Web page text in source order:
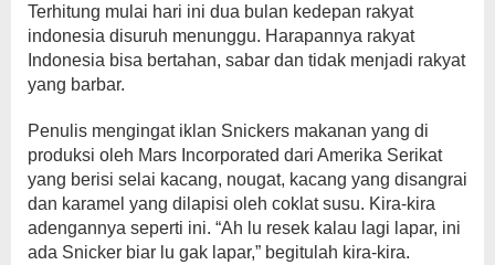
Terhitung mulai hari ini dua bulan kedepan rakyat
indonesia disuruh menunggu. Harapannya rakyat
Indonesia bisa bertahan, sabar dan tidak menjadi rakyat
yang barbar.
Penulis mengingat iklan Snickers makanan yang di
produksi oleh Mars Incorporated dari Amerika Serikat
yang berisi selai kacang, nougat, kacang yang disangrai
dan karamel yang dilapisi oleh coklat susu. Kira-kira
adengannya seperti ini. “Ah lu resek kalau lagi lapar, ini
ada Snicker biar lu gak lapar,” begitulah kira-kira.